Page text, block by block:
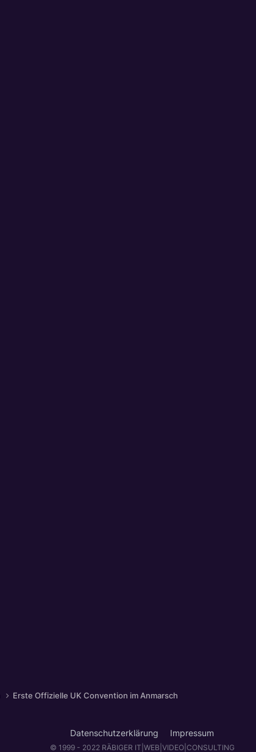
Erste Offizielle UK Convention im Anmarsch
Datenschutzerklärung Impressum
© 1999 - 2022 RÄBIGER IT|WEB|VIDEO|CONSULTING